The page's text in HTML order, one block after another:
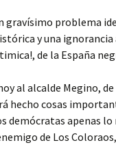
gravísimo problema
y una ignorancia
de la España
al alcalde Megino,
hecho cosas
demócratas apenas
de Los